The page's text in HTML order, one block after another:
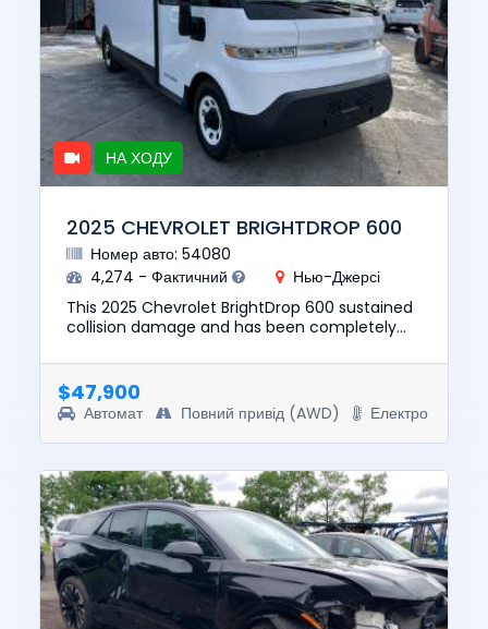
НА ХОДУ
2025 CHEVROLET BRIGHTDROP 600
Номер авто: 54080
4,274 - Фактичний
Нью-Джерсі
This 2025 Chevrolet BrightDrop 600 sustained
collision damage and has been completely
drive. The pre-total loss...
$47,900
Автомат Повний привід (AWD) Електро